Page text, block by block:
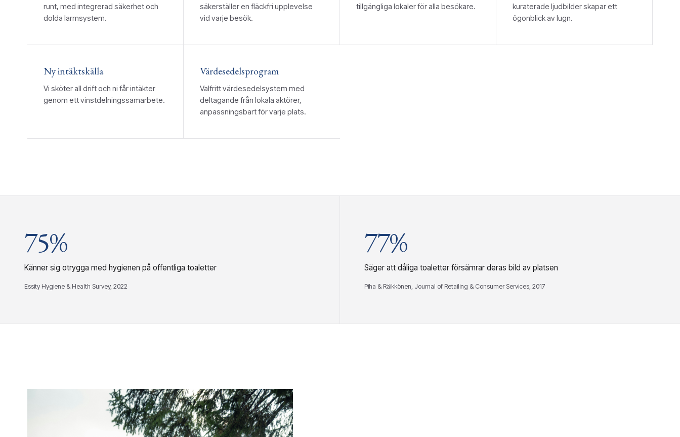
runt, med integrerad säkerhet och
dolda larmsystem.
säkerställer en fläckfri upplevelse
vid varje besök.
tillgängliga lokaler för alla besökare.
kuraterade ljudbilder skapar ett
ögonblick av lugn.
Ny intäktskälla
Vi sköter all drift och ni får intäkter
genom ett vinstdelningssamarbete.
Värdesedelsprogram
Valfritt värdesedelsystem med
deltagande från lokala aktörer,
anpassningsbart för varje plats.
75%
Känner sig otrygga med hygienen på offentliga toaletter
Essity Hygiene & Health Survey, 2022
77%
Säger att dåliga toaletter försämrar deras bild av platsen
Piha & Räikkönen, Journal of Retailing & Consumer Services, 2017